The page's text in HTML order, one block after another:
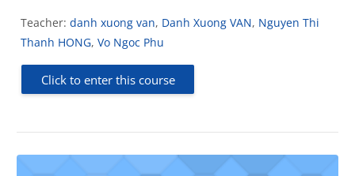
Teacher: danh xuong van, Danh Xuong VAN, Nguyen Thi
Thanh HONG, Vo Ngoc Phu
Click to enter this course